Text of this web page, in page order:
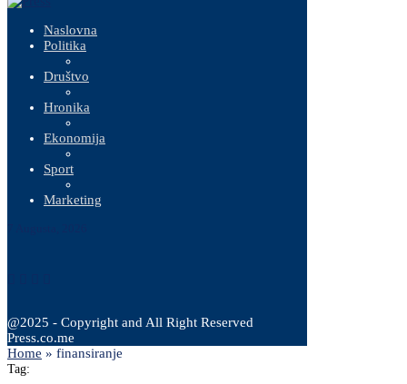
Naslovna
Politika
Društvo
Hronika
Ekonomija
Sport
Marketing
@2025 - Copyright and All Right Reserved
Press.co.me
Home » finansiranje
Tag: